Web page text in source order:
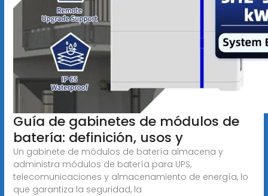
Guía de gabinetes de módulos de
batería: definición, usos y
Un gabinete de módulos de batería almacena y
administra módulos de batería para UPS,
telecomunicaciones y almacenamiento de energía, lo
que garantiza la seguridad, la